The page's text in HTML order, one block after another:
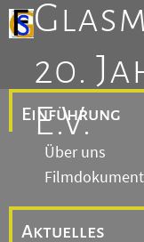
20.
E.V.
Einführung
Über uns
Aktuelles